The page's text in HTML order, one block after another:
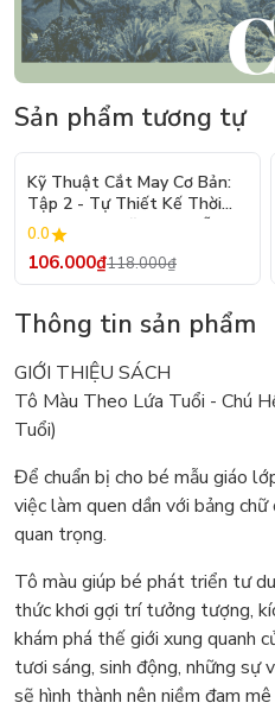
Sản phẩm tương tự
- 10%
Kỹ Thuật Cắt May Cơ Bản:
Tập 2 - Tự Thiết Kế Thời
Trang Nam Nữ - Tạo Mẫu
Rập - Kỹ Thuật Nhảy Size
0.0
106.000₫118.000₫
Thông tin sản phẩm
GIỚI THIỆU SÁCH
Tô Màu Theo Lứa Tuổi - Chú
Tuổi)
Để chuẩn bị cho bé mẫu giáo
việc làm quen dần với bảng chữ
quan trọng.
Tô màu giúp bé phát triển tư
thức khơi gợi trí tưởng tượng,
khám phá thế giới xung quanh
tươi sáng, sinh động, những
sẽ hình thành nên niềm đam